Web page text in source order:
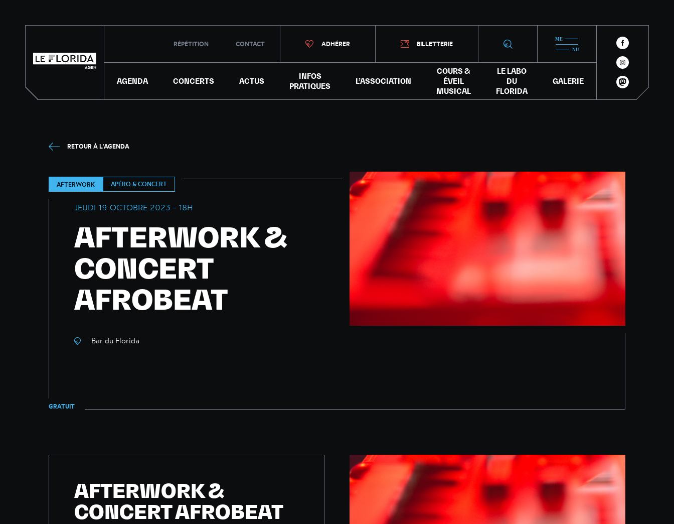
RÉPÉTITION CONTACT ADHÉRER BILLETTERIE
AGENDA CONCERTS ACTUS
INFOS
PRATIQUES
L’ASSOCIATION
COURS &
ÉVEIL
MUSICAL
LE LABO
DU
FLORIDA
GALERIE
RETOUR À L'AGENDA
AFTERWORK APÉRO & CONCERT
JEUDI 19 OCTOBRE 2023 - 18H
AFTERWORK &
CONCERT
AFROBEAT
Bar du Florida
GRATUIT
AFTERWORK &
CONCERT AFROBEAT